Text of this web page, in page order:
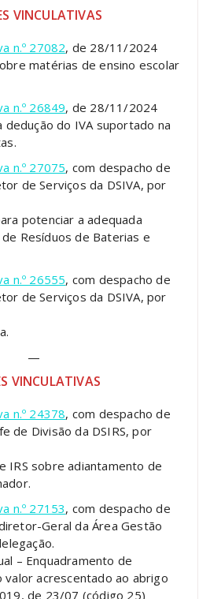
VINCULATIVAS
n.º 27082, de 28/11/2024
matérias de ensino escolar
n.º 26849, de 28/11/2024
dedução do IVA suportado na
n.º 27075, com despacho de
de Serviços da DSIVA, por
potenciar a adequada
Resíduos de Baterias e
n.º 26555, com despacho de
de Serviços da DSIVA, por
—
VINCULATIVAS
n.º 24378, com despacho de
de Divisão da DSIRS, por
IRS sobre adiantamento de
n.º 27153, com despacho de
Geral da Área Gestão
– Enquadramento de
acrescentado ao abrigo
de 23/07 (código 25)